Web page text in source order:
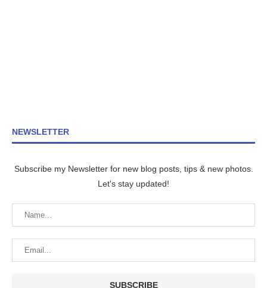
NEWSLETTER
Subscribe my Newsletter for new blog posts, tips & new photos.
Let's stay updated!